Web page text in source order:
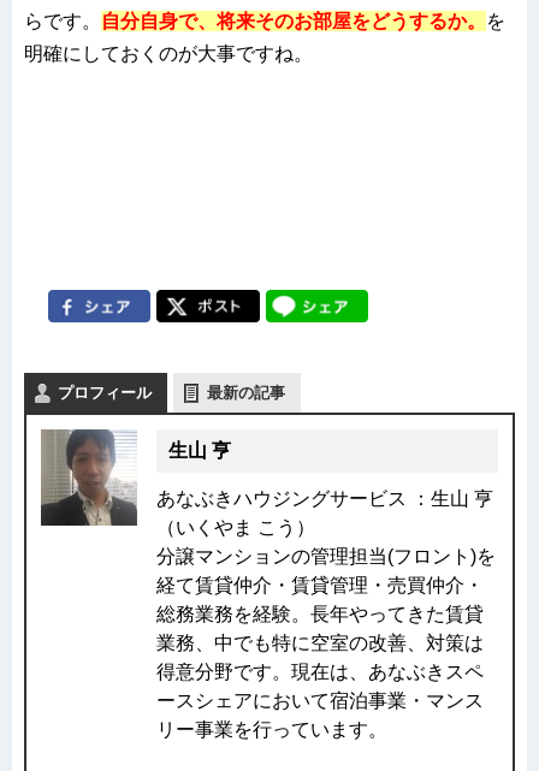
らです。
自分自身で、将来そのお部屋をどうするか。
を
明確にしておくのが大事ですね。
プロフィール 最新の記事
生山 亨
あなぶきハウジングサービス ：生山 亨
（いくやま こう）
分譲マンションの管理担当(フロント)を
経て賃貸仲介・賃貸管理・売買仲介・
総務業務を経験。長年やってきた賃貸
業務、中でも特に空室の改善、対策は
得意分野です。現在は、あなぶきスペ
ースシェアにおいて宿泊事業・マンス
リー事業を行っています。